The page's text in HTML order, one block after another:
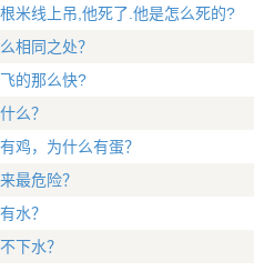
米线上吊,他死了.他是怎么死的?
相同之处？
的那么快?
么？
鸡，为什么有蛋？
最危险？
水？
下水？